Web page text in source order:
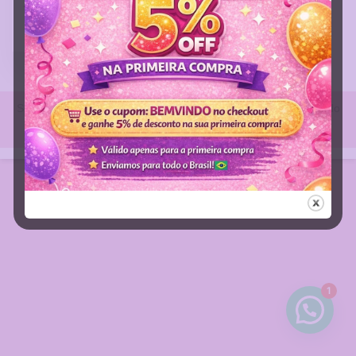
Agendamentos
Diversos
R$0,00
Somos de Jaboatão dos Guararapes - PE e enviamos para todo
BRASIL
TECNOLOGIA DIVITAE
1